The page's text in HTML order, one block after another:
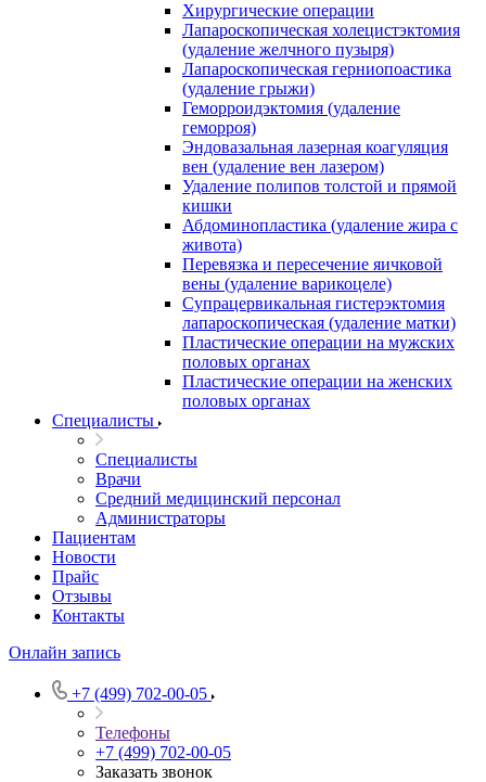
Хирургические операции
Лапароскопическая холецистэктомия
(удаление желчного пузыря)
Лапароскопическая герниопоастика
(удаление грыжи)
Геморроидэктомия (удаление
геморроя)
Эндовазальная лазерная коагуляция
вен (удаление вен лазером)
Удаление полипов толстой и прямой
кишки
Абдоминопластика (удаление жира с
живота)
Перевязка и пересечение яичковой
вены (удаление варикоцеле)
Супрацервикальная гистерэктомия
лапароскопическая (удаление матки)
Пластические операции на мужских
половых органах
Пластические операции на женских
половых органах
Специалисты
Специалисты
Врачи
Средний медицинский персонал
Администраторы
Пациентам
Новости
Прайс
Отзывы
Контакты
Онлайн запись
+7 (499) 702-00-05
Телефоны
+7 (499) 702-00-05
Заказать звонок